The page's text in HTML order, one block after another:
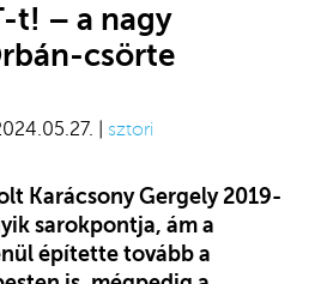
t! – a nagy
csörte
| sztori
Karácsony Gergely 2019-
sarokpontja, ám a
építette tovább a